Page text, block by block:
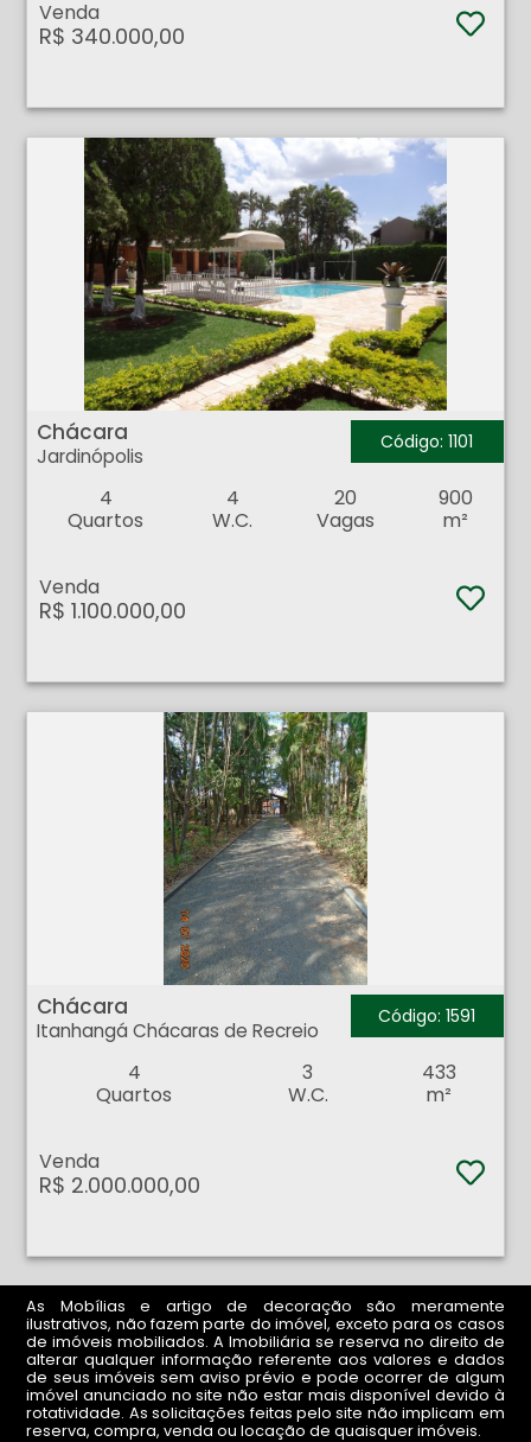
Venda
R$ 340.000,00
Chácara - Jardinópolis - Jardinopolis
Chácara
Jardinópolis
Código: 1101
4
Quartos
4
W.C.
20
Vagas
900
m²
Venda
R$ 1.100.000,00
Chácara - Itanhangá Chácaras de Recreio - Ribeirão Preto
Chácara
Itanhangá Chácaras de Recreio
Código: 1591
4
Quartos
3
W.C.
433
m²
Venda
R$ 2.000.000,00
As Mobílias e artigo de decoração são meramente
ilustrativos, não fazem parte do imóvel, exceto para os casos
de imóveis mobiliados. A Imobiliária se reserva no direito de
alterar qualquer informação referente aos valores e dados
de seus imóveis sem aviso prévio e pode ocorrer de algum
imóvel anunciado no site não estar mais disponível devido à
rotatividade. As solicitações feitas pelo site não implicam em
reserva, compra, venda ou locação de quaisquer imóveis.